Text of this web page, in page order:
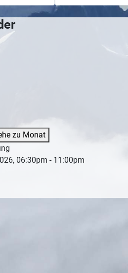
zu Monat
06:30pm - 11:00pm